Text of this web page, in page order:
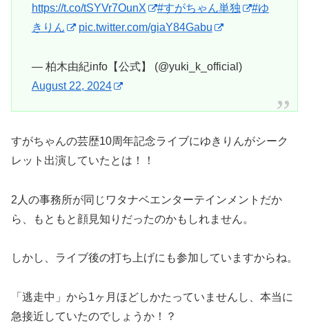
https://t.co/tSYVr7OunX
#すがちゃん単独
#ゆ
きりん
pic.twitter.com/giaY84Gabu
— 柏木由紀info【公式】 (@yuki_k_official)
August 22, 2024
すがちゃんの芸歴10周年記念ライブにゆきりんがシーク
レット出演していたとは！！
2人の事務所が同じワタナベエンターテインメントだか
ら、もともと顔見知りだったのかもしれません。
しかし、ライブ後の打ち上げにも参加していますからね。
「逃走中」から1ヶ月ほどしかたっていませんし、本当に
急接近していたのでしょうか！？